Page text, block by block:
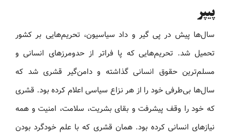
پیپر
سال‌ها پیش در پی گیر و داد سیاسیون، تحریم‌هایی بر کشور
تحمیل شد. تحریم‌هایی که پا فراتر از حدومرزهای انسانی و
مسلم‌ترین حقوق انسانی گذاشته و دامن‌گیر قشری شد که
سال‌ها بی‌طرفی خود را از هر نزاع سیاسی اعلام کرده بود. قشری
که خود را وقف پیشرفت و بقای بشریت، سلامت، امنیت و همه
نیازهای انسانی کرده بود. همان قشری که با علم خودگرد بودن